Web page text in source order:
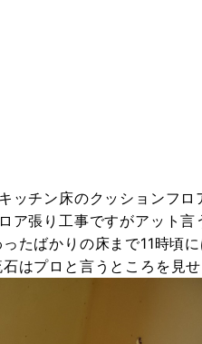
ッチン床のクッションフロ
ア張り工事ですがアット言
たばかりの床まで11時頃
はプロと言うところを見せ